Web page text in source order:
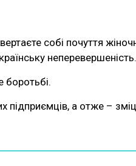
собі почуття
неперевершеність.
боротьбі.
підприємців, а отже –